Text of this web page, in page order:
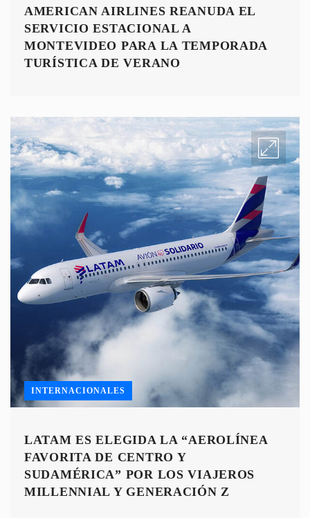
AMERICAN AIRLINES REANUDA EL
SERVICIO ESTACIONAL A
MONTEVIDEO PARA LA TEMPORADA
TURÍSTICA DE VERANO
INTERNACIONALES
LATAM ES ELEGIDA LA “AEROLÍNEA
FAVORITA DE CENTRO Y
SUDAMÉRICA” POR LOS VIAJEROS
MILLENNIAL Y GENERACIÓN Z